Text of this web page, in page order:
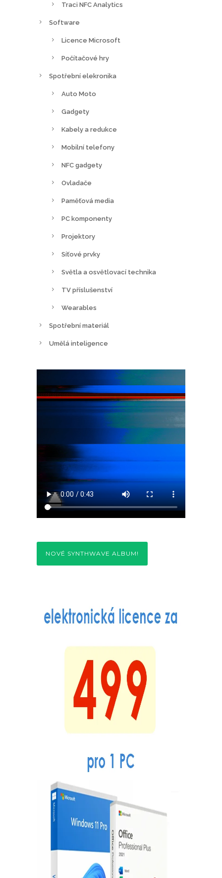
Traci NFC Analytics
Software
Licence Microsoft
Počítačové hry
Spotřební elekronika
Auto Moto
Gadgety
Kabely a redukce
Mobilní telefony
NFC gadgety
Ovladače
Paměťová media
PC komponenty
Projektory
Síťové prvky
Světla a osvětlovací technika
TV příslušenství
Wearables
Spotřební materiál
Umělá inteligence
NOVÉ SYNTHWAVE ALBUM!